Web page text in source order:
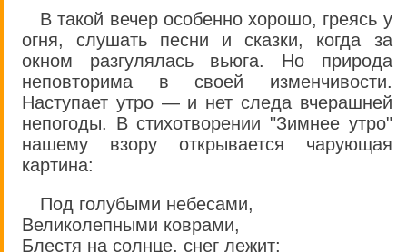
В такой вечер особенно хорошо, греясь у
огня, слушать песни и сказки, когда за
окном разгулялась вьюга. Но природа
неповторима в своей изменчивости.
Наступает утро — и нет следа вчерашней
непогоды. В стихотворении "Зимнее утро"
нашему взору открывается чарующая
картина:
Под голубыми небесами,
Великолепными коврами,
Блестя на солнце, снег лежит;